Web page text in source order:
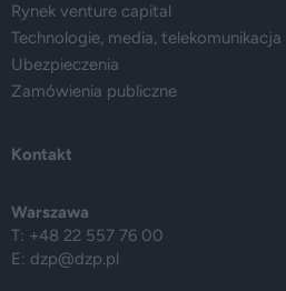
Rynek venture capital
Technologie, media, telekomunikacja
Ubezpieczenia
Zamówienia publiczne
Kontakt
Warszawa
T: +48 22 557 76 00
E: dzp@dzp.pl